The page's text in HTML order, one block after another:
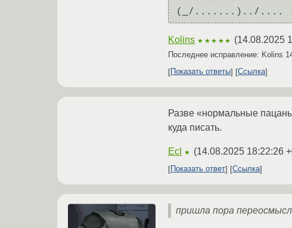
Kolins ★★★★★ (14.08.2025
Последнее исправление: Kolins
Показать ответы
Ссылка
Разве «нормальные
куда писать.
Ecl ★ (14.08.2025 18:22:26
Показать ответ Ссылка
пришла пора